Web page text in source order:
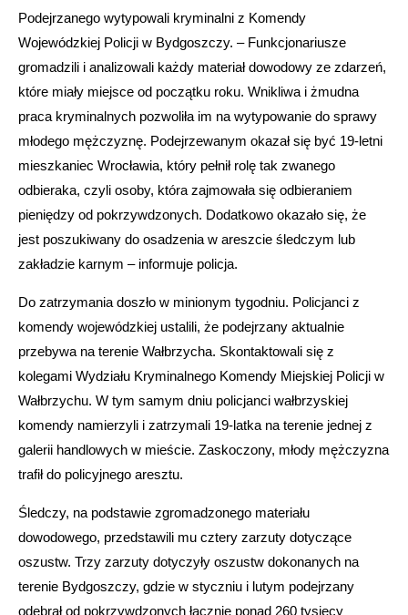
Podejrzanego wytypowali kryminalni z Komendy
Wojewódzkiej Policji w Bydgoszczy. – Funkcjonariusze
gromadzili i analizowali każdy materiał dowodowy ze zdarzeń,
które miały miejsce od początku roku. Wnikliwa i żmudna
praca kryminalnych pozwoliła im na wytypowanie do sprawy
młodego mężczyznę. Podejrzewanym okazał się być 19-letni
mieszkaniec Wrocławia, który pełnił rolę tak zwanego
odbieraka, czyli osoby, która zajmowała się odbieraniem
pieniędzy od pokrzywdzonych. Dodatkowo okazało się, że
jest poszukiwany do osadzenia w areszcie śledczym lub
zakładzie karnym – informuje policja.
Do zatrzymania doszło w minionym tygodniu. Policjanci z
komendy wojewódzkiej ustalili, że podejrzany aktualnie
przebywa na terenie Wałbrzycha. Skontaktowali się z
kolegami Wydziału Kryminalnego Komendy Miejskiej Policji w
Wałbrzychu. W tym samym dniu policjanci wałbrzyskiej
komendy namierzyli i zatrzymali 19-latka na terenie jednej z
galerii handlowych w mieście. Zaskoczony, młody mężczyzna
trafił do policyjnego aresztu.
Śledczy, na podstawie zgromadzonego materiału
dowodowego, przedstawili mu cztery zarzuty dotyczące
oszustw. Trzy zarzuty dotyczyły oszustw dokonanych na
terenie Bydgoszczy, gdzie w styczniu i lutym podejrzany
odebrał od pokrzywdzonych łącznie ponad 260 tysięcy